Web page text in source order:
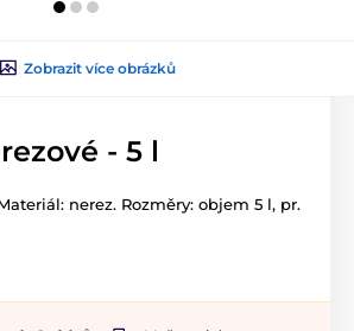
Zobrazit více obrázků
- 5 l
nerez. Rozměry: objem 5 l, pr.